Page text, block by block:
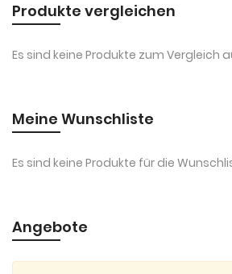
Produkte vergleichen
Es sind keine Produkte zum Vergleich
Meine Wunschliste
Es sind keine Produkte für die
Angebote